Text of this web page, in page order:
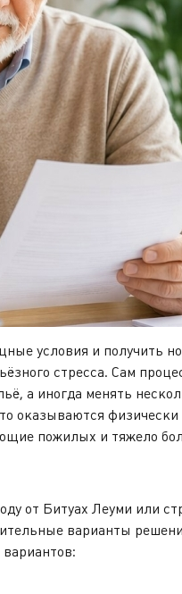
условия и получить
стресса. Сам
а иногда менять
оказываются
пожилых и тяжело
от Битуах Леуми или
варианты